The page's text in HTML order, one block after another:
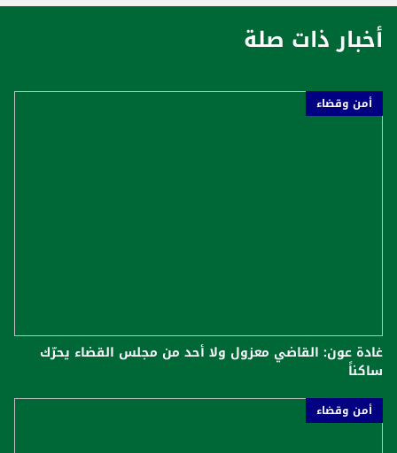
أخبار ذات صلة
أمن وقضاء
غادة عون: القاضي معزول ولا أحد من مجلس القضاء يحرّك
ساكناً
أمن وقضاء